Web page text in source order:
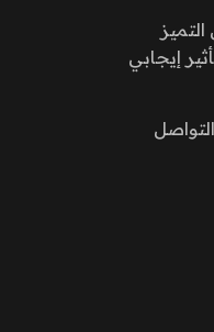
إيجابي